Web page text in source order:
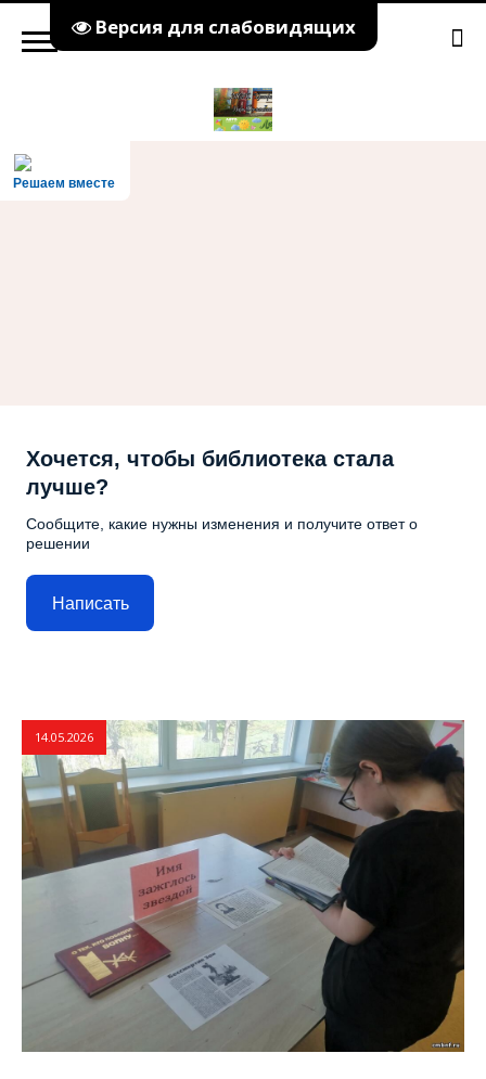
Версия для слабовидящих
Решаем вместе
Хочется, чтобы библиотека стала
лучше?
Сообщите, какие нужны изменения и получите ответ о
решении
Написать
14.05.2026